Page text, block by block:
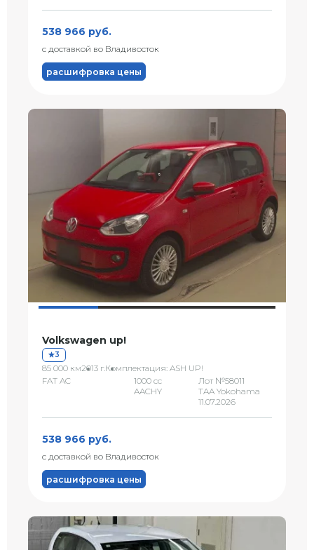
538 966 руб.
с доставкой во Владивосток
расшифровка цены
Volkswagen up!
3
85 000 км2013 г.Комплектация: ASH UP!
FAT AC
1000 сс
AACHY
Лот №58011
TAA Yokohama
11.07.2026
538 966 руб.
с доставкой во Владивосток
расшифровка цены